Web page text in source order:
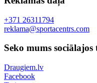
+371 26311794
reklama@sportacentrs.com
Seko mums sociālajos
Draugiem.lv
Facebook